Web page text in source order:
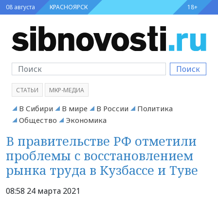
08 августа КРАСНОЯРСК 18+
Поиск
СТАТЬИ МКР-МЕДИА
В Сибири В мире В России
Политика
Общество
Экономика
В правительстве РФ отметили
проблемы с восстановлением
рынка труда в Кузбассе и Туве
08:58 24 марта 2021